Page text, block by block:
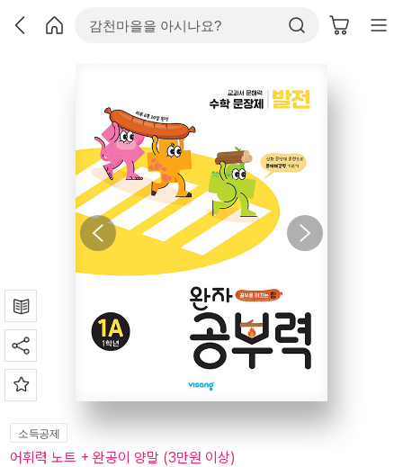
소득공제
어휘력 노트 + 완공이 양말 (3만원 이상)